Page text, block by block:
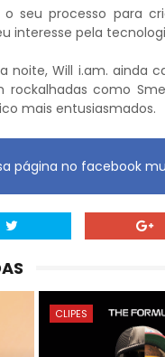
o seu processo para
interesse pela
noite, Will i.am. ainda
rockalhadas como
mais entusiasmados.
página no facebook
CLIPES